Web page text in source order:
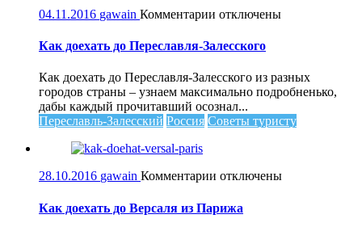
04.11.2016 gawain Комментарии к
Как
Переславля-
Залесского
отключены
Как доехать до Переславля-Залесского
Как доехать до Переславля-Залесского из разных
городов страны – узнаем максимально подробненько,
дабы каждый прочитавший осознал...
Переславль-Залесский Россия Советы туристу
28.10.2016 gawain Комментарии к
Как
доехать
отключены
Как доехать до Версаля из Парижа